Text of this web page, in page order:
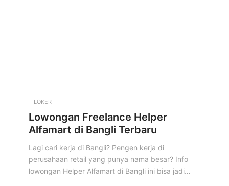
LOKER
Lowongan Freelance Helper
Alfamart di Bangli Terbaru
Lagi cari kerja di Bangli? Pengen kerja di
perusahaan retail yang punya nama besar? Info
lowongan Helper Alfamart di Bangli ini bisa jadi